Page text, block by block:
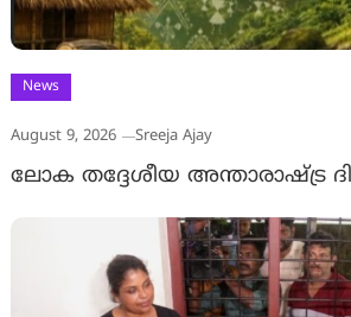
News
August 9, 2026 Sreeja Ajay
ലോക തദ്ദേശീയ അന്താരാഷ്ട്ര